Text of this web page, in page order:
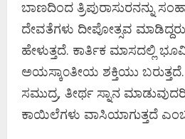
ಬಾಣದಿಂದ ತ್ರಿಪುರಾಸುರನನ್ನು
ದೇವತೆಗಳು ದೀಪೋತ್ಸವ
ಹೇಳುತ್ತದೆ. ಕಾರ್ತಿಕ ಮಾಸದಲ್ಲಿ
ಅಯಸ್ಕಾ೦ತೀಯ ಶಕ್ತಿಯು ಬರುತ್ತದೆ.
ಸಮುದ್ರ, ತೀರ್ಥ ಸ್ನಾನ
ಕಾಯಿಲೆಗಳು ವಾಸಿಯಾಗುತ್ತದೆ